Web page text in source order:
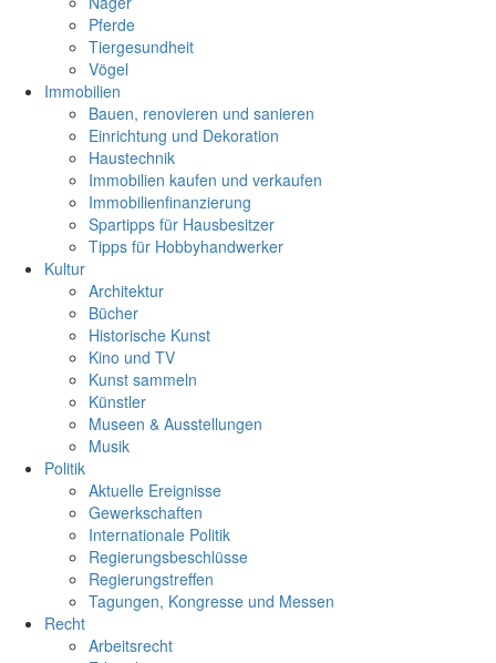
Pferde
Tiergesundheit
Vögel
Immobilien
Bauen, renovieren und sanieren
Einrichtung und Dekoration
Haustechnik
Immobilien kaufen und verkaufen
Immobilienfinanzierung
Spartipps für Hausbesitzer
Tipps für Hobbyhandwerker
Kultur
Architektur
Bücher
Historische Kunst
Kino und TV
Kunst sammeln
Künstler
Museen & Ausstellungen
Musik
Politik
Aktuelle Ereignisse
Gewerkschaften
Internationale Politik
Regierungsbeschlüsse
Regierungstreffen
Tagungen, Kongresse und Messen
Recht
Arbeitsrecht